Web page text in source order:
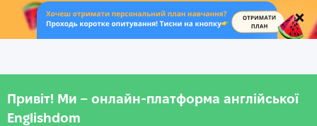
.
Привіт! Ми – онлайн-платформа англійської
Englishdom